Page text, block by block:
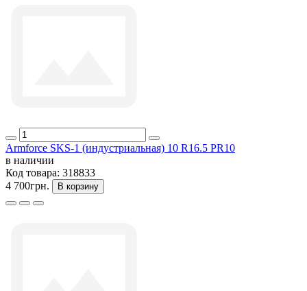
Armforce SKS-1 (индустриальная) 10 R16.5 PR10
в наличии
Код товара: 318833
4 700грн.
В корзину